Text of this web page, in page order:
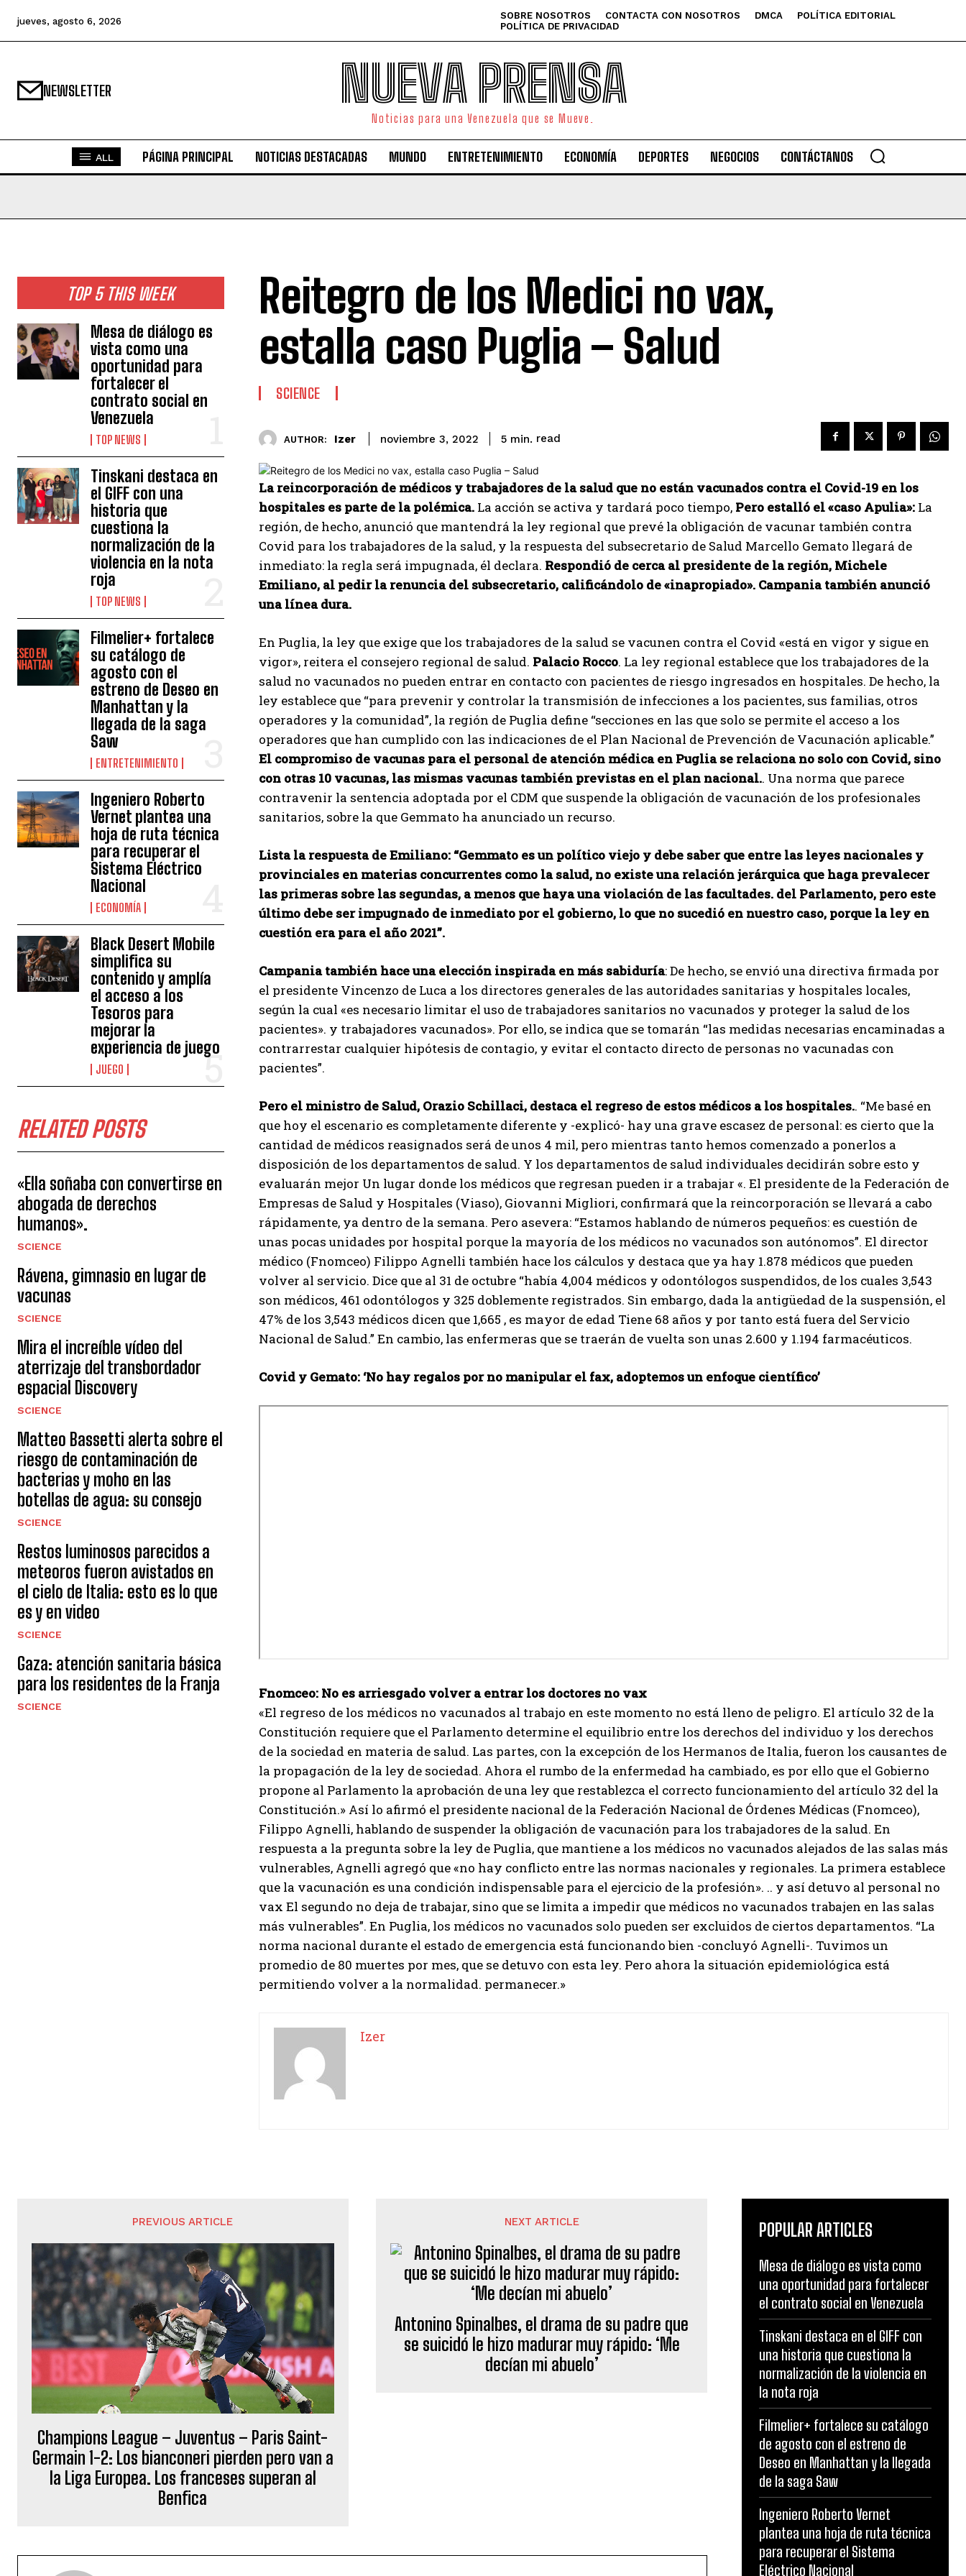
I WANT IN
I've read and accept the Privacy Policy
Izer
jueves, agosto 6, 2026 SOBRE NOSOTROS CONTACTA CON NOSOTROS DMCA
POLÍTICA EDITORIAL
POLÍTICA DE PRIVACIDAD
NEWSLETTER NUEVA PRENSA
Noticias para una Venezuela que se Mueve.
ALL PÁGINA PRINCIPAL NOTICIAS DESTACADAS MUNDO ENTRETENIMIENTO ECONOMÍA DEPORTES NEGOCIOS CONTÁCTANOS
TOP 5 THIS WEEK
Mesa de diálogo es
vista como una
oportunidad para
fortalecer el
contrato social en
Venezuela
TOP NEWS
Tinskani destaca en
el GIFF con una
historia que
cuestiona la
normalización de la
violencia en la nota
roja
TOP NEWS
Filmelier+ fortalece
su catálogo de
agosto con el
estreno de Deseo en
Manhattan y la
llegada de la saga
Saw
ENTRETENIMIENTO
Ingeniero Roberto
Vernet plantea una
hoja de ruta técnica
para recuperar el
Sistema Eléctrico
Nacional
ECONOMÍA
Black Desert Mobile
simplifica su
contenido y amplía
el acceso a los
Tesoros para
mejorar la
experiencia de juego
JUEGO
RELATED POSTS
«Ella soñaba con convertirse en
abogada de derechos
humanos».
SCIENCE
Rávena, gimnasio en lugar de
vacunas
SCIENCE
Mira el increíble vídeo del
aterrizaje del transbordador
espacial Discovery
SCIENCE
Matteo Bassetti alerta sobre el
riesgo de contaminación de
bacterias y moho en las
botellas de agua: su consejo
SCIENCE
Restos luminosos parecidos a
meteoros fueron avistados en
el cielo de Italia: esto es lo que
es y en video
SCIENCE
Gaza: atención sanitaria básica
para los residentes de la Franja
SCIENCE
Reitegro de los Medici no vax,
estalla caso Puglia – Salud
SCIENCE
AUTHOR: Izer noviembre 3, 2022 5 min. read
La reincorporación de médicos y trabajadores de la salud que no están vacunados contra el Covid-19 en los
hospitales es parte de la polémica. La acción se activa y tardará poco tiempo, Pero estalló el «caso Apulia»: La
región, de hecho, anunció que mantendrá la ley regional que prevé la obligación de vacunar también contra
Covid para los trabajadores de la salud, y la respuesta del subsecretario de Salud Marcello Gemato llegará de
inmediato: la regla será impugnada, él declara. Respondió de cerca al presidente de la región, Michele
Emiliano, al pedir la renuncia del subsecretario, calificándolo de «inapropiado». Campania también anunció
una línea dura.
En Puglia, la ley que exige que los trabajadores de la salud se vacunen contra el Covid «está en vigor y sigue en
vigor», reitera el consejero regional de salud. Palacio Rocco. La ley regional establece que los trabajadores de la
salud no vacunados no pueden entrar en contacto con pacientes de riesgo ingresados ​​en hospitales. De hecho, la
ley establece que “para prevenir y controlar la transmisión de infecciones a los pacientes, sus familias, otros
operadores y la comunidad”, la región de Puglia define “secciones en las que solo se permite el acceso a los
operadores que han cumplido con las indicaciones de el Plan Nacional de Prevención de Vacunación aplicable.”
El compromiso de vacunas para el personal de atención médica en Puglia se relaciona no solo con Covid, sino
con otras 10 vacunas, las mismas vacunas también previstas en el plan nacional.. Una norma que parece
contravenir la sentencia adoptada por el CDM que suspende la obligación de vacunación de los profesionales
sanitarios, sobre la que Gemmato ha anunciado un recurso.
Lista la respuesta de Emiliano: “Gemmato es un político viejo y debe saber que entre las leyes nacionales y
provinciales en materias concurrentes como la salud, no existe una relación jerárquica que haga prevalecer
las primeras sobre las segundas, a menos que haya una violación de las facultades. del Parlamento, pero este
último debe ser impugnado de inmediato por el gobierno, lo que no sucedió en nuestro caso, porque la ley en
cuestión era para el año 2021”.
Campania también hace una elección inspirada en más sabiduría: De hecho, se envió una directiva firmada por
el presidente Vincenzo de Luca a los directores generales de las autoridades sanitarias y hospitales locales,
según la cual «es necesario limitar el uso de trabajadores sanitarios no vacunados y proteger la salud de los
pacientes». y trabajadores vacunados». Por ello, se indica que se tomarán “las medidas necesarias encaminadas a
contrarrestar cualquier hipótesis de contagio, y evitar el contacto directo de personas no vacunadas con
pacientes”.
Pero el ministro de Salud, Orazio Schillaci, destaca el regreso de estos médicos a los hospitales.. “Me basé en
que hoy el escenario es completamente diferente y -explicó- hay una grave escasez de personal: es cierto que la
cantidad de médicos reasignados será de unos 4 mil, pero mientras tanto hemos comenzado a ponerlos a
disposición de los departamentos de salud. Y los departamentos de salud individuales decidirán sobre esto y
evaluarán mejor Un lugar donde los médicos que regresan pueden ir a trabajar «. El presidente de la Federación de
Empresas de Salud y Hospitales (Viaso), Giovanni Migliori, confirmará que la reincorporación se llevará a cabo
rápidamente, ya dentro de la semana. Pero asevera: “Estamos hablando de números pequeños: es cuestión de
unas pocas unidades por hospital porque la mayoría de los médicos no vacunados son autónomos”. El director
médico (Fnomceo) Filippo Agnelli también hace los cálculos y destaca que ya hay 1.878 médicos que pueden
volver al servicio. Dice que al 31 de octubre “había 4,004 médicos y odontólogos suspendidos, de los cuales 3,543
son médicos, 461 odontólogos y 325 doblemente registrados. Sin embargo, dada la antigüedad de la suspensión, el
47% de los 3,543 médicos dicen que 1,665 , es mayor de edad Tiene 68 años y por tanto está fuera del Servicio
Nacional de Salud.” En cambio, las enfermeras que se traerán de vuelta son unas 2.600 y 1.194 farmacéuticos.
Covid y Gemato: ‘No hay regalos por no manipular el fax, adoptemos un enfoque científico’
Fnomceo: No es arriesgado volver a entrarlos doctores no vax
«El regreso de los médicos no vacunados al trabajo en este momento no está lleno de peligro. El artículo 32 de la
Constitución requiere que el Parlamento determine el equilibrio entre los derechos del individuo y los derechos
de la sociedad en materia de salud. Las partes, con la excepción de los Hermanos de Italia, fueron los causantes de
la propagación de la ley de sociedad. Ahora el rumbo de la enfermedad ha cambiado, es por ello que el Gobierno
propone al Parlamento la aprobación de una ley que restablezca el correcto funcionamiento del artículo 32 del la
Constitución.» Así lo afirmó el presidente nacional de la Federación Nacional de Órdenes Médicas (Fnomceo),
Filippo Agnelli, hablando de suspender la obligación de vacunación para los trabajadores de la salud. En
respuesta a la pregunta sobre la ley de Puglia, que mantiene a los médicos no vacunados alejados de las salas más
vulnerables, Agnelli agregó que «no hay conflicto entre las normas nacionales y regionales. La primera establece
que la vacunación es una condición indispensable para el ejercicio de la profesión». .. y así detuvo al personal no
vax El segundo no deja de trabajar, sino que se limita a impedir que médicos no vacunados trabajen en las salas
más vulnerables”. En Puglia, los médicos no vacunados solo pueden ser excluidos de ciertos departamentos. “La
norma nacional durante el estado de emergencia está funcionando bien -concluyó Agnelli-. Tuvimos un
promedio de 80 muertes por mes, que se detuvo con esta ley. Pero ahora la situación epidemiológica está
permitiendo volver a la normalidad. permanecer.»
Izer
PREVIOUS ARTICLE
Champions League – Juventus – Paris Saint-
Germain 1-2: Los bianconeri pierden pero van a
la Liga Europea. Los franceses superan al
Benfica
NEXT ARTICLE
Antonino Spinalbes, el drama de su padre que
se suicidó le hizo madurar muy rápido: ‘Me
decían mi abuelo’
POPULAR ARTICLES
Mesa de diálogo es vista como
una oportunidad para fortalecer
el contrato social en Venezuela
Tinskani destaca en el GIFF con
una historia que cuestiona la
normalización de la violencia en
la nota roja
Filmelier+ fortalece su catálogo
de agosto con el estreno de
Deseo en Manhattan y la llegada
de la saga Saw
Ingeniero Roberto Vernet
plantea una hoja de ruta técnica
para recuperar el Sistema
Eléctrico Nacional